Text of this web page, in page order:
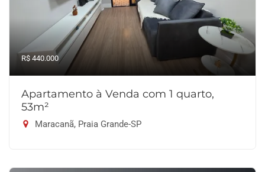
R$ 440.000
Apartamento à Venda com 1 quarto,
53m²
Maracanã, Praia Grande-SP